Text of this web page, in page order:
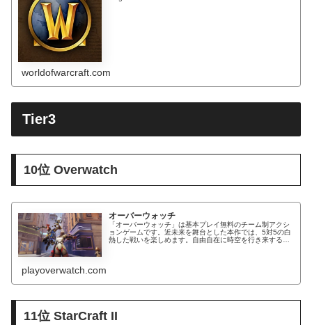
worldofwarcraft.com
Tier3
10位 Overwatch
オーバーウォッチ
「オーバーウォッチ」は基本プレイ無料のチーム制アクシ
ョンゲームです。近未来を舞台とした本作では、5対5の白
熱した戦いを楽しめます。自由自在に時空を行き来するト
playoverwatch.com
11位 StarCraft II